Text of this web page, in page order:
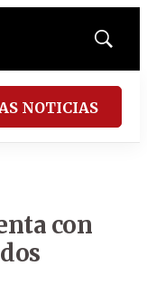
Mostrar
NOTICIAS
con